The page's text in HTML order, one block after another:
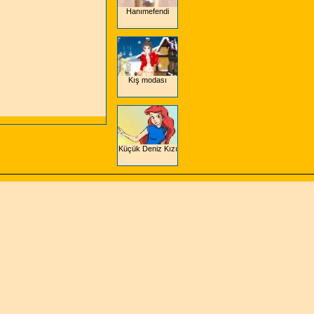
Hanımefendi
Kış modası
Küçük Deniz Kızı